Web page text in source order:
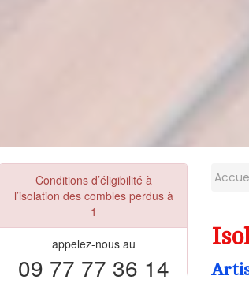
Conditions d’éligibilité à
l’isolation des combles perdus à
1
appelez-nous au
09 77 77 36 14